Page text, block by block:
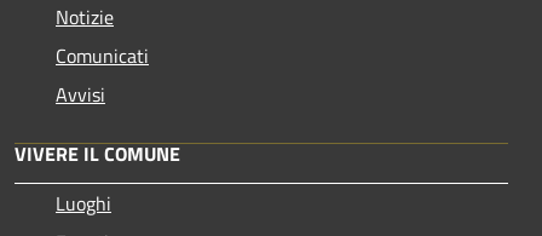
Notizie
Comunicati
Avvisi
VIVERE IL COMUNE
Luoghi